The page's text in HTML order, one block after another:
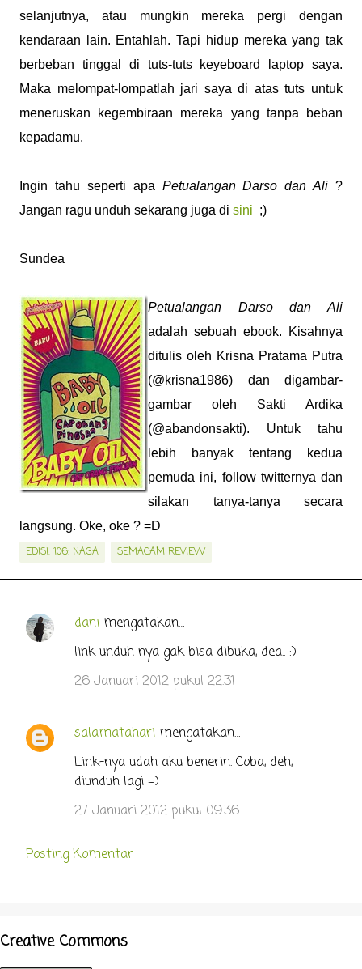
selanjutnya, atau mungkin mereka pergi dengan
kendaraan lain. Entahlah. Tapi hidup mereka yang tak
berbeban tinggal di tuts-tuts keyeboard laptop saya.
Maka melompat-lompatlah jari saya di atas tuts untuk
meneruskan kegembiraan mereka yang tanpa beban
kepadamu.
Ingin tahu seperti apa Petualangan Darso dan Ali ?
Jangan ragu unduh sekarang juga di sini ;)
Sundea
Petualangan Darso dan Ali
adalah sebuah ebook. Kisahnya
ditulis oleh Krisna Pratama Putra
(@krisna1986) dan digambar-
gambar oleh Sakti Ardika
(@abandonsakti). Untuk tahu
lebih banyak tentang kedua
pemuda ini, follow twitternya dan
silakan tanya-tanya secara
langsung. Oke, oke ? =D
EDISI. 106: NAGA SEMACAM REVIEW
K
n
t
dani mengatakan…
link unduh nya gak bisa dibuka, dea.. :)
26 Januari 2012 pukul 22.31
salamatahari mengatakan…
Link-nya udah aku benerin. Coba, deh,
diunduh lagi =)
27 Januari 2012 pukul 09.36
Posting Komentar
Creative Commons